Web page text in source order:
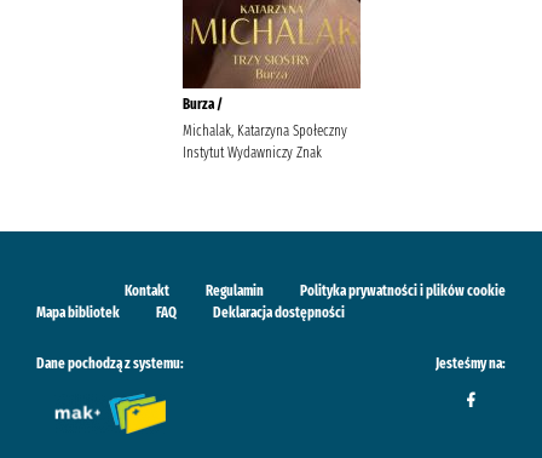
Burza /
Michalak, Katarzyna Społeczny
Instytut Wydawniczy Znak
Kontakt Regulamin
Polityka prywatności i plików cookie
Mapa bibliotek
FAQ Deklaracja dostępności
Dane pochodzą z systemu: Jesteśmy na: